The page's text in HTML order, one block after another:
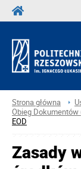
Strona główna
Obieg Dokumentów
EOD
Zasady